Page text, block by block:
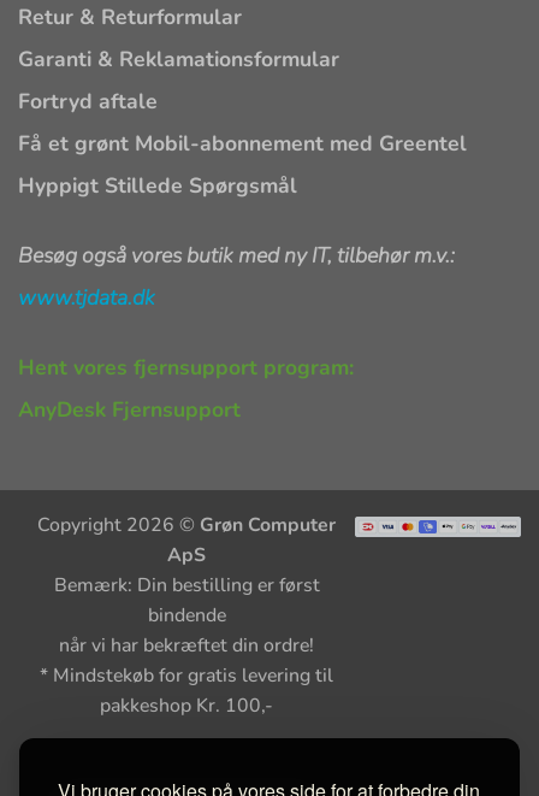
Retur & Returformular
Garanti & Reklamationsformular
Fortryd aftale
Få et grønt Mobil-abonnement med Greentel
Hyppigt Stillede Spørgsmål
Besøg også vores butik med ny IT, tilbehør m.v.:
www.tjdata.dk
Hent vores fjernsupport program:
AnyDesk Fjernsupport
Copyright 2026 © Grøn Computer
ApS
Bemærk: Din bestilling er først
bindende
når vi har bekræftet din ordre!
* Mindstekøb for gratis levering til
pakkeshop Kr. 100,-